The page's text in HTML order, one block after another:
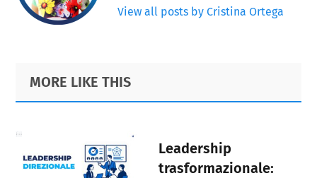
View all posts by Cristina Ortega
Primary
Sidebar
Footer
MORE LIKE THIS
Leadership
trasformazionale: